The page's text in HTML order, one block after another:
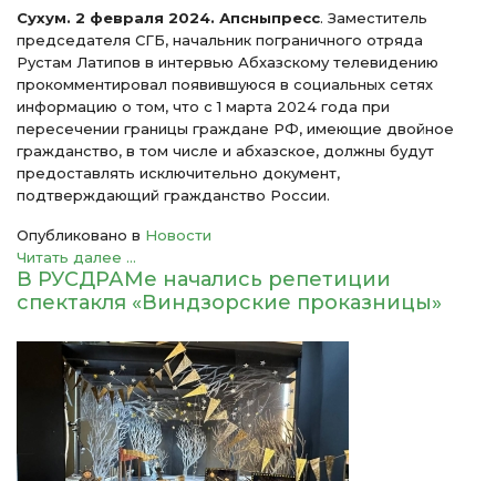
Сухум. 2 февраля 2024. Апсныпресс. Заместитель
председателя СГБ, начальник пограничного отряда
Рустам Латипов в интервью Абхазскому телевидению
прокомментировал появившуюся в социальных сетях
информацию о том, что с 1 марта 2024 года при
пересечении границы граждане РФ, имеющие двойное
гражданство, в том числе и абхазское, должны будут
предоставлять исключительно документ,
подтверждающий гражданство России.
Опубликовано в Новости
Читать далее ...
В РУСДРАМе начались репетиции
спектакля «Виндзорские проказницы»